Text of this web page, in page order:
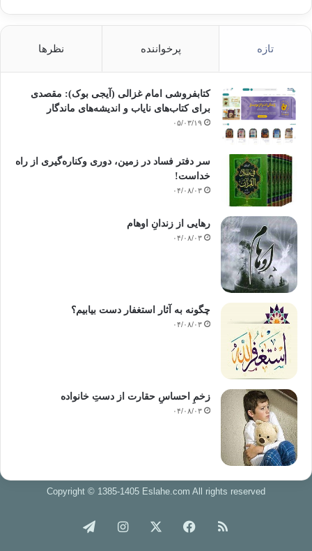
تازه پرخواننده نظرها
کتابفروشی امام غزالی (آیجی بوک): مقصدی
برای کتاب‌های نایاب و اندیشه‌های ماندگار
۰۵/۰۳/۱۹
سر دفتر فساد در زمین‌، دوری وکناره‌گیری از راه
خداست‌!
۰۴/۰۸/۰۳
رهایی از زندانِ اوهام
۰۴/۰۸/۰۳
چگونه به آثار استغفار دست بیابیم؟
۰۴/۰۸/۰۳
زخمِ احساسِ حقارت از دستِ خانواده
۰۴/۰۸/۰۳
Copyright © 1385-1405 Eslahe.com All rights reserved
خوراک فیس اینستاگرام